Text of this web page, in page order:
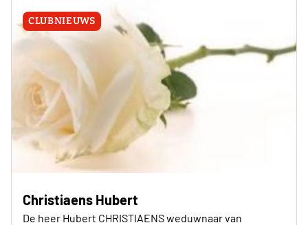
CLUBNIEUWS
Christiaens Hubert
De heer Hubert CHRISTIAENS weduwnaar van